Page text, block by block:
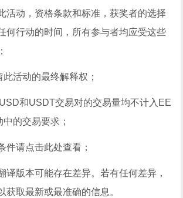
活动，资格条款和标准，获奖者的选择
何行动的时间，所有参与者均应受这些
活动的最终解释权；
和USDT交易对的交易量均不计入EE
的交易要求；
件请点击此处查看；
译版本可能存在差异。若有任何差异，
获取最新或最准确的信息。